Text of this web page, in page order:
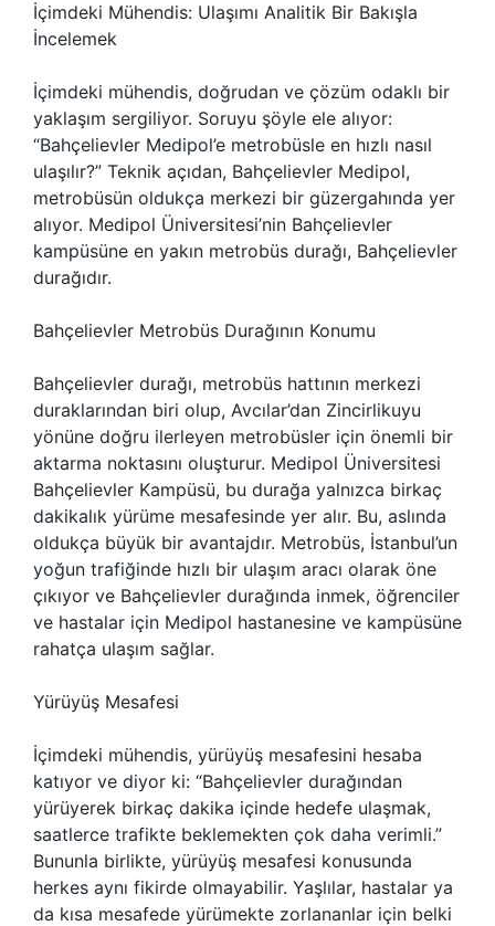
İçimdeki Mühendis: Ulaşımı Analitik Bir Bakışla
İncelemek
İçimdeki mühendis, doğrudan ve çözüm odaklı bir
yaklaşım sergiliyor. Soruyu şöyle ele alıyor:
“Bahçelievler Medipol’e metrobüsle en hızlı nasıl
ulaşılır?” Teknik açıdan, Bahçelievler Medipol,
metrobüsün oldukça merkezi bir güzergahında yer
alıyor. Medipol Üniversitesi’nin Bahçelievler
kampüsüne en yakın metrobüs durağı, Bahçelievler
durağıdır.
Bahçelievler Metrobüs Durağının Konumu
Bahçelievler durağı, metrobüs hattının merkezi
duraklarından biri olup, Avcılar’dan Zincirlikuyu
yönüne doğru ilerleyen metrobüsler için önemli bir
aktarma noktasını oluşturur. Medipol Üniversitesi
Bahçelievler Kampüsü, bu durağa yalnızca birkaç
dakikalık yürüme mesafesinde yer alır. Bu, aslında
oldukça büyük bir avantajdır. Metrobüs, İstanbul’un
yoğun trafiğinde hızlı bir ulaşım aracı olarak öne
çıkıyor ve Bahçelievler durağında inmek, öğrenciler
ve hastalar için Medipol hastanesine ve kampüsüne
rahatça ulaşım sağlar.
Yürüyüş Mesafesi
İçimdeki mühendis, yürüyüş mesafesini hesaba
katıyor ve diyor ki: “Bahçelievler durağından
yürüyerek birkaç dakika içinde hedefe ulaşmak,
saatlerce trafikte beklemekten çok daha verimli.”
Bununla birlikte, yürüyüş mesafesi konusunda
herkes aynı fikirde olmayabilir. Yaşlılar, hastalar ya
da kısa mesafede yürümekte zorlananlar için belki